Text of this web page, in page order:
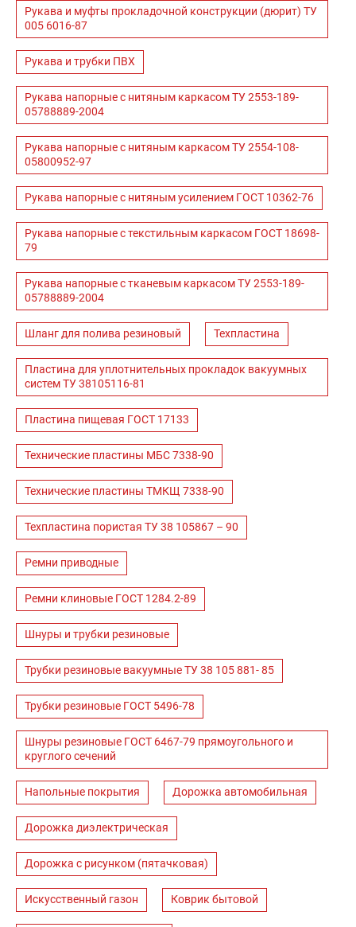
Рукава и муфты прокладочной конструкции (дюрит) ТУ
005 6016-87
Рукава и трубки ПВХ
Рукава напорные с нитяным каркасом ТУ 2553-189-
05788889-2004
Рукава напорные с нитяным каркасом ТУ 2554-108-
05800952-97
Рукава напорные с нитяным усилением ГОСТ 10362-76
Рукава напорные с текстильным каркасом ГОСТ 18698-
79
Рукава напорные с тканевым каркасом ТУ 2553-189-
05788889-2004
Шланг для полива резиновый Техпластина
Пластина для уплотнительных прокладок вакуумных
систем ТУ 38105116-81
Пластина пищевая ГОСТ 17133
Технические пластины МБС 7338-90
Технические пластины ТМКЩ 7338-90
Техпластина пористая ТУ 38 105867 – 90
Ремни приводные
Ремни клиновые ГОСТ 1284.2-89
Шнуры и трубки резиновые
Трубки резиновые вакуумные ТУ 38 105 881- 85
Трубки резиновые ГОСТ 5496-78
Шнуры резиновые ГОСТ 6467-79 прямоугольного и
круглого сечений
Напольные покрытия Дорожка автомобильная
Дорожка диэлектрическая
Дорожка с рисунком (пятачковая)
Искусственный газон Коврик бытовой